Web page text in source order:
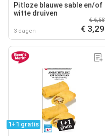
Pitloze blauwe sable en/of
witte druiven
3 dagen
€ 6,58
€ 3,29
1+1 gratis